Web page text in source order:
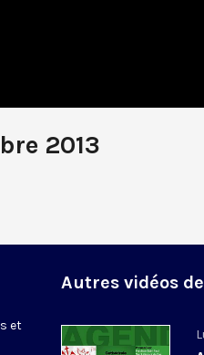
2013
et
Autres vidéos